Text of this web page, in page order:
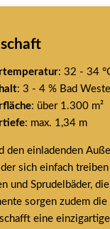
: 32 - 34
: 3 - 4 % Bad
: über 1.300 m²
: max. 1,34 m
den einladenden
sich einfach
und Sprudelbäder,
sorgen zudem
eine